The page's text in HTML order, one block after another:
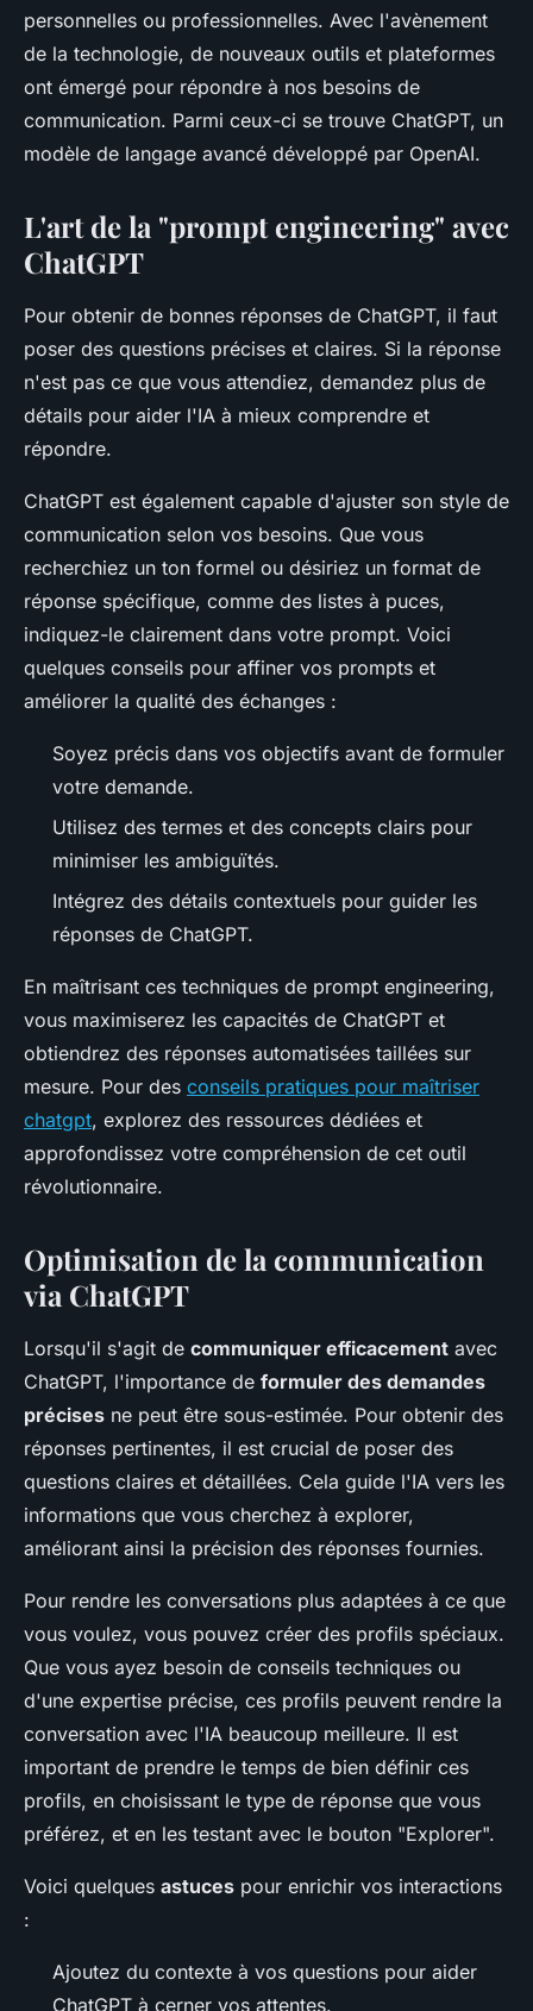
personnelles ou professionnelles. Avec l'avènement
de la technologie, de nouveaux outils et plateformes
ont émergé pour répondre à nos besoins de
communication. Parmi ceux-ci se trouve ChatGPT, un
modèle de langage avancé développé par OpenAI.
L'art de la "prompt engineering" avec
ChatGPT
Pour obtenir de bonnes réponses de ChatGPT, il faut
poser des questions précises et claires. Si la réponse
n'est pas ce que vous attendiez, demandez plus de
détails pour aider l'IA à mieux comprendre et
répondre.
ChatGPT est également capable d'ajuster son style de
communication selon vos besoins. Que vous
recherchiez un ton formel ou désiriez un format de
réponse spécifique, comme des listes à puces,
indiquez-le clairement dans votre prompt. Voici
quelques conseils pour affiner vos prompts et
améliorer la qualité des échanges :
Soyez précis dans vos objectifs avant de formuler
votre demande.
Utilisez des termes et des concepts clairs pour
minimiser les ambiguïtés.
Intégrez des détails contextuels pour guider les
réponses de ChatGPT.
En maîtrisant ces techniques de prompt engineering,
vous maximiserez les capacités de ChatGPT et
obtiendrez des réponses automatisées taillées sur
mesure. Pour des conseils pratiques pour maîtriser
chatgpt, explorez des ressources dédiées et
approfondissez votre compréhension de cet outil
révolutionnaire.
Optimisation de la communication
via ChatGPT
Lorsqu'il s'agit de communiquer efficacement avec
ChatGPT, l'importance de formuler des demandes
précises ne peut être sous-estimée. Pour obtenir des
réponses pertinentes, il est crucial de poser des
questions claires et détaillées. Cela guide l'IA vers les
informations que vous cherchez à explorer,
améliorant ainsi la précision des réponses fournies.
Pour rendre les conversations plus adaptées à ce que
vous voulez, vous pouvez créer des profils spéciaux.
Que vous ayez besoin de conseils techniques ou
d'une expertise précise, ces profils peuvent rendre la
conversation avec l'IA beaucoup meilleure. Il est
important de prendre le temps de bien définir ces
profils, en choisissant le type de réponse que vous
préférez, et en les testant avec le bouton "Explorer".
Voici quelques astuces pour enrichir vos interactions
:
Ajoutez du contexte à vos questions pour aider
ChatGPT à cerner vos attentes.